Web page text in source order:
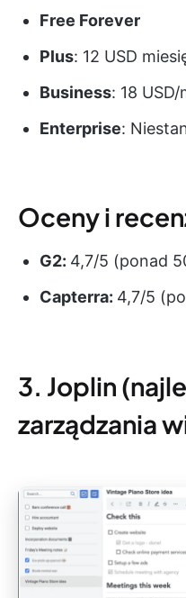
Free Forever
Plus: 12 USD
Business: 18
Enterprise:
Oceny i
G2: 4,7/5 (ponad
Capterra: 4,7/5
3. Joplin
zarządzania